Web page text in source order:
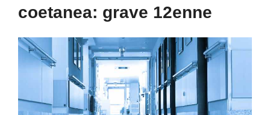
coetanea: grave 12enne